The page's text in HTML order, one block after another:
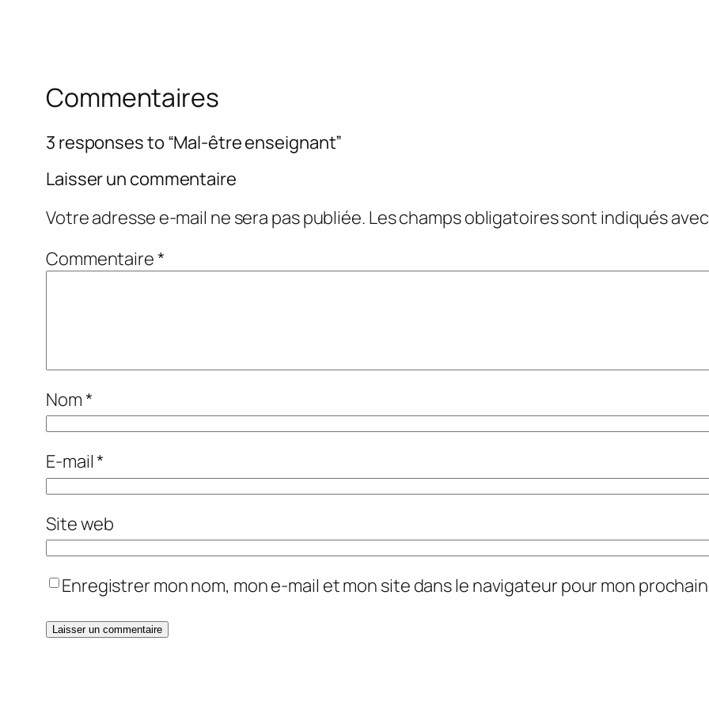
Commentaires
3 responses to “Mal-être enseignant”
Laisser un commentaire
Votre adresse e-mail ne sera pas publiée. Les champs obligatoires sont indiqués
Commentaire*
Nom*
E-mail*
Site web
Enregistrer mon nom, mon e-mail et mon site dans le navigateur pour mon